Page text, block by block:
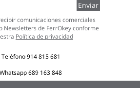
Enviar
comunicaciones comerciales
Newsletters de FerrOkey conforme
Política de privacidad
Teléfono914 815 681
Whatsapp689 163 848